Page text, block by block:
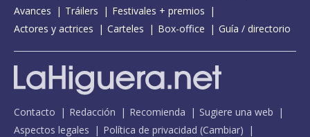
Avances
Tráilers
Festivales + premios
Actores y actrices
Carteles Box-office Guía / directorio
Contacto Redacción Recomienda
Sugiere una web
Aspectos legales
Política de privacidad (Cambiar)